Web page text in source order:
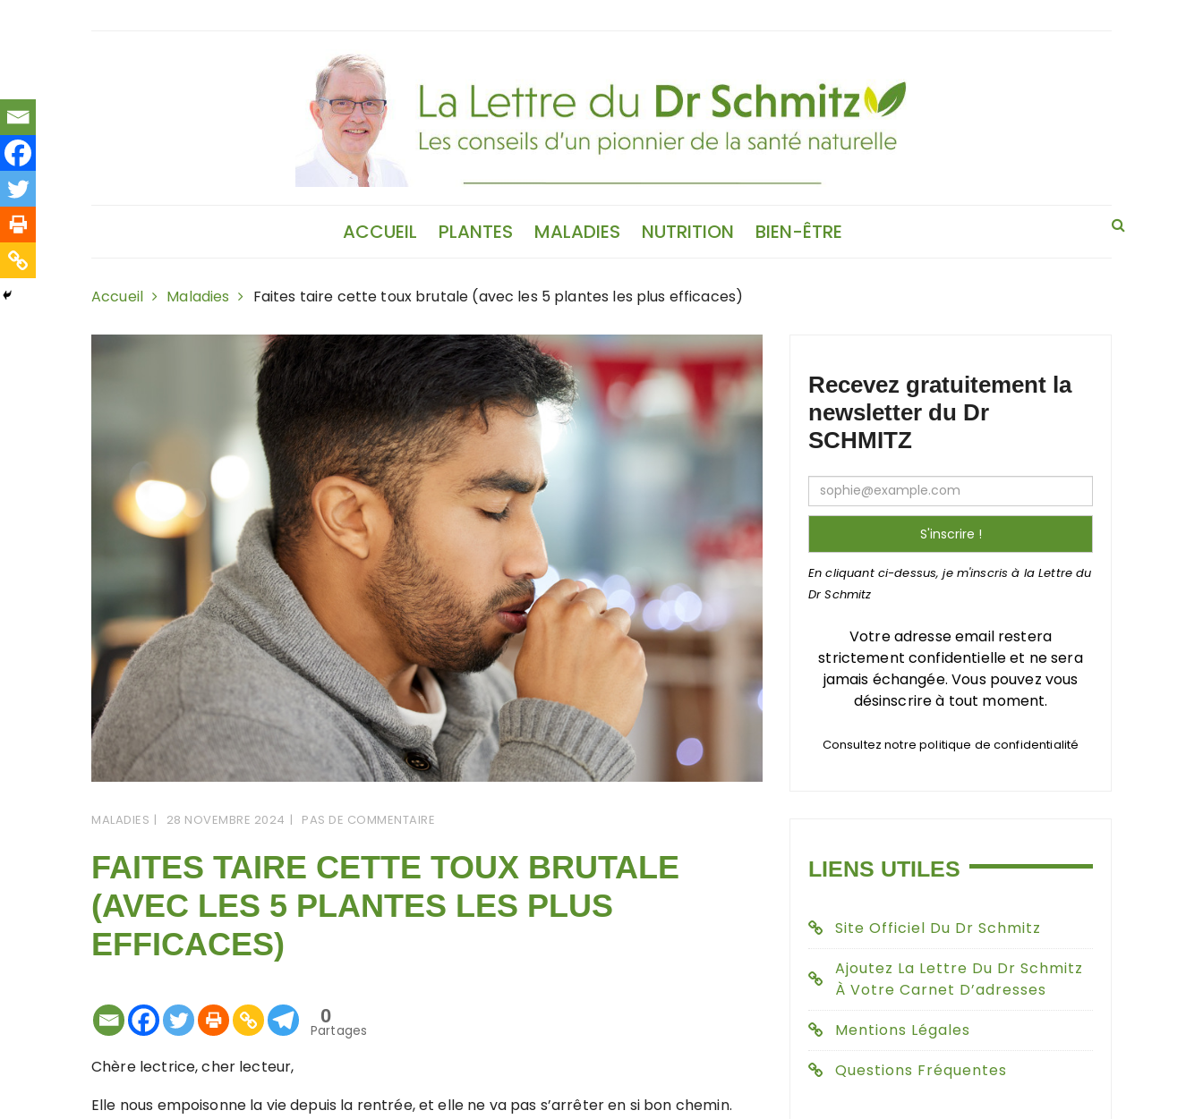
ACCUEIL PLANTES MALADIES NUTRITION BIEN-ÊTRE
Accueil Maladies Faites taire cette toux brutale (avec les 5 plantes les plus efficaces)
MALADIES 28 NOVEMBRE 2024 PAS DE COMMENTAIRE
FAITES TAIRE CETTE TOUX BRUTALE
(AVEC LES 5 PLANTES LES PLUS
EFFICACES)
0
Partages
Chère lectrice, cher lecteur,
Elle nous empoisonne la vie depuis la rentrée, et elle ne va pas s’arrêter en si bon chemin.
Recevez gratuitement la
newsletter du Dr
SCHMITZ
En cliquant ci-dessus, je m'inscris à la Lettre du
Dr Schmitz
Votre adresse email restera
strictement confidentielle et ne sera
jamais échangée. Vous pouvez vous
désinscrire à tout moment.
Consultez notre politique de confidentialité
LIENS UTILES
Site Officiel Du Dr Schmitz
Ajoutez La Lettre Du Dr Schmitz
À Votre Carnet D’adresses
Mentions Légales
Questions Fréquentes